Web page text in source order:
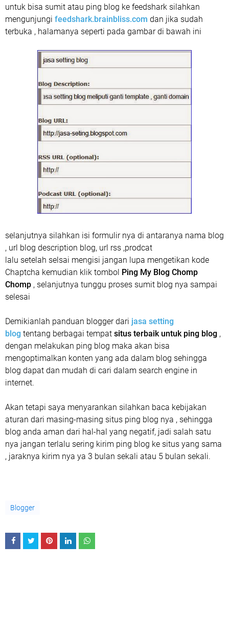
untuk bisa sumit atau ping blog ke feedshark silahkan
mengunjungi feedshark.brainbliss.com dan jika sudah
terbuka , halamanya seperti pada gambar di bawah ini
selanjutnya silahkan isi formulir nya di antaranya nama blog
, url blog description blog, url rss ,prodcat
lalu setelah selsai mengisi jangan lupa mengetikan kode
Chaptcha kemudian klik tombol Ping My Blog Chomp
Chomp , selanjutnya tunggu proses sumit blog nya sampai
selesai
Demikianlah panduan blogger dari jasa setting
blog tentang berbagai tempat situs terbaik untuk ping blog ,
dengan melakukan ping blog maka akan bisa
mengoptimalkan konten yang ada dalam blog sehingga
blog dapat dan mudah di cari dalam search engine in
internet.
Akan tetapi saya menyarankan silahkan baca kebijakan
aturan dari masing-masing situs ping blog nya , sehingga
blog anda aman dari hal-hal yang negatif, jadi salah satu
nya jangan terlalu sering kirim ping blog ke situs yang sama
, jaraknya kirim nya ya 3 bulan sekali atau 5 bulan sekali.
Blogger